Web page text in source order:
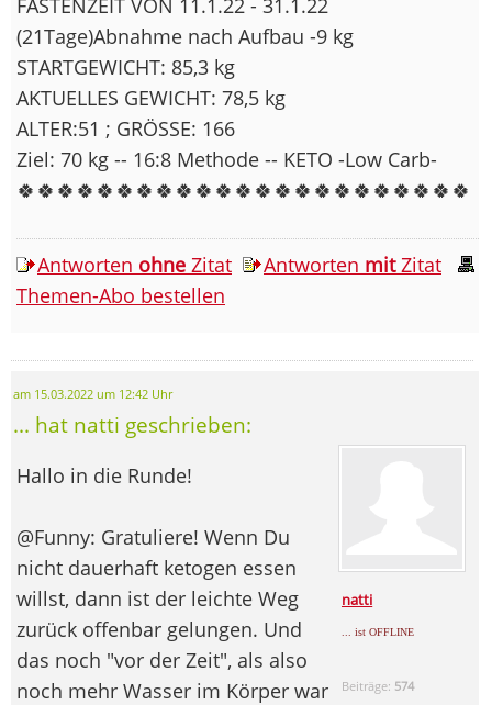
FASTENZEIT VON 11.1.22 - 31.1.22
(21Tage)Abnahme nach Aufbau -9 kg
STARTGEWICHT: 85,3 kg
AKTUELLES GEWICHT: 78,5 kg
ALTER:51 ; GRÖSSE: 166
Ziel: 70 kg -- 16:8 Methode -- KETO -Low Carb-
🍀🍀🍀🍀🍀🍀🍀🍀🍀🍀🍀🍀🍀🍀🍀🍀🍀🍀🍀🍀🍀🍀🍀
Antworten ohne Zitat Antworten mitZitat
Themen-Abo bestellen
am 15.03.2022 um 12:42 Uhr
... hat natti geschrieben:
natti
... ist OFFLINE
Beiträge: 574
Hallo in die Runde!
@Funny: Gratuliere! Wenn Du
nicht dauerhaft ketogen essen
willst, dann ist der leichte Weg
zurück offenbar gelungen. Und
das noch "vor der Zeit", als also
noch mehr Wasser im Körper war